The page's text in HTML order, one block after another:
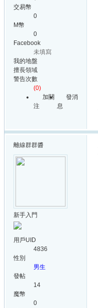
交易幣
0
M幣
0
Facebook
未填寫
我的地盤
擅長領域
警告次數
(0)
加關
注
發消
息
離線群群醬
新手入門
用戶UID
4836
性別
男生
發帖
14
魔幣
0